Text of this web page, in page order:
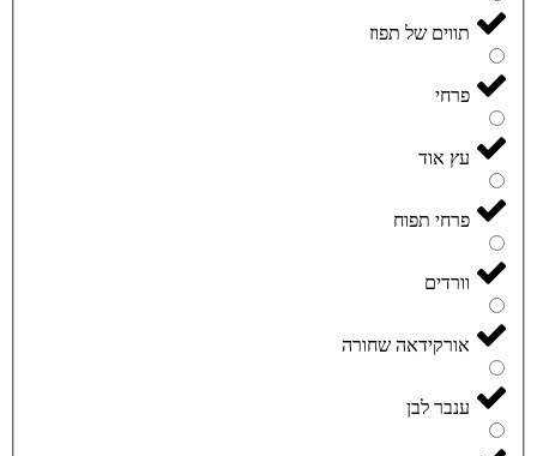
תווים של תפוז
פרחי
עץ אוד
פרחי תפוח
וורדים
אורקידאה שחורה
ענבר לבן